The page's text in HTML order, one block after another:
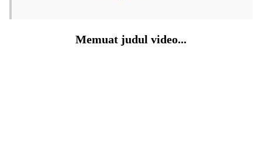
Memuat judul video...